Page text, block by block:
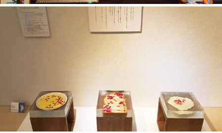
○○の赤/朝食/私はかわいい